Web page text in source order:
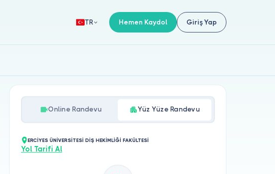
TR Hemen Kaydol Giriş Yap
Online Randevu Yüz Yüze Randevu
ERCİYES ÜNİVERSİTESİ DİŞ HEKİMLİĞİ FAKÜLTESİ
Yol Tarifi Al